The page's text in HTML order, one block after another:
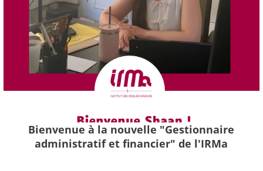
Bienvenue à la nouvelle "Gestionnaire
administratif et financier" de l'IRMa